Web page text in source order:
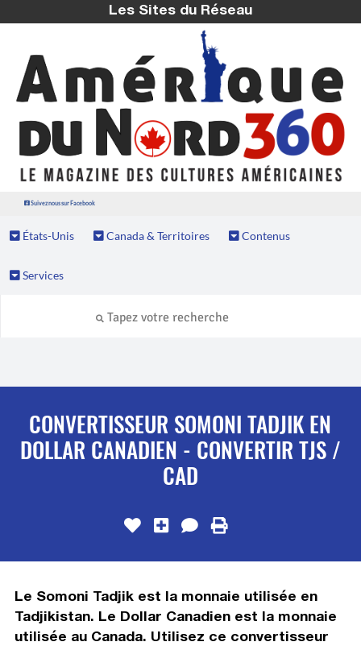
Les Sites du Réseau
Suivez nous sur Facebook
États-Unis Canada & Territoires Contenus
Services
CONVERTISSEUR SOMONI TADJIK EN
DOLLAR CANADIEN - CONVERTIR TJS /
CAD
Le Somoni Tadjik est la monnaie utilisée en
Tadjikistan. Le Dollar Canadien est la monnaie
utilisée au Canada. Utilisez ce convertisseur